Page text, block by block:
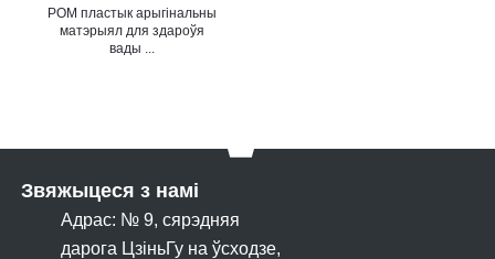
POM пластык арыгінальны
матэрыял для здароўя
вады ...
Звяжыцеся з намі
Адрас: № 9, сярэдняя
дарога ЦзіньГу на ўсходзе,